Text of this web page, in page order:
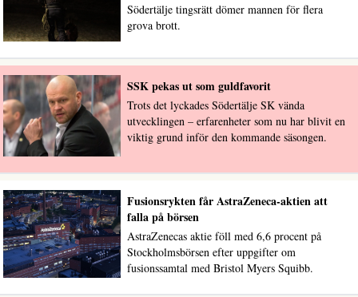
Södertälje tingsrätt dömer mannen för flera
grova brott.
SSK pekas ut som guldfavorit
Trots det lyckades Södertälje SK vända
utvecklingen – erfarenheter som nu har blivit en
viktig grund inför den kommande säsongen.
Fusionsrykten får AstraZeneca-aktien att
falla på börsen
AstraZenecas aktie föll med 6,6 procent på
Stockholmsbörsen efter uppgifter om
fusionssamtal med Bristol Myers Squibb.